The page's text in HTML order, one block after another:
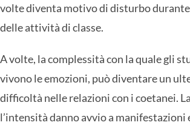
volte diventa motivo di disturbo
delle attività di classe.
A volte, la complessità con la quale gli
vivono le emozioni, può diventare un
difficoltà nelle relazioni con i coetanei.
l’intensità danno avvio a manifestazioni